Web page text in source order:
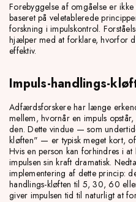
Forebyggelse af omgåelse er
baseret på veletablerede
forskning i impulskontrol.
hjælper med at forklare, hvorfor
effektiv.
Impuls-handlings-
Adfærdsforskere har længe
mellem, hvornår en impuls
den. Dette vindue — som
kløften" — er typisk meget kort,
Hvis en person kan forhindres i
impulsen sin kraft dramatisk.
implementering af dette princip:
handlings-kløften til 5, 30, 60
giver impulsen tid til naturligt at